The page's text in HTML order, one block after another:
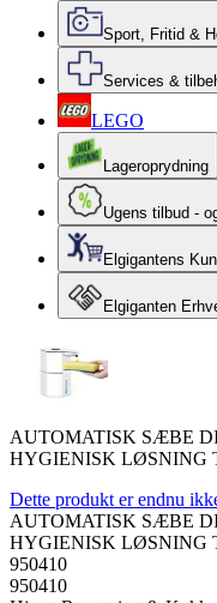
Sport, Fritid &
Services &
LEGO
Lageroprydning
Ugens tilbud -
Elgigantens
Elgiganten
AUTOMATISK SÆBE
HYGIENISK LØSNING
Dette produkt er endnu
AUTOMATISK SÆBE
HYGIENISK LØSNING
950410
950410